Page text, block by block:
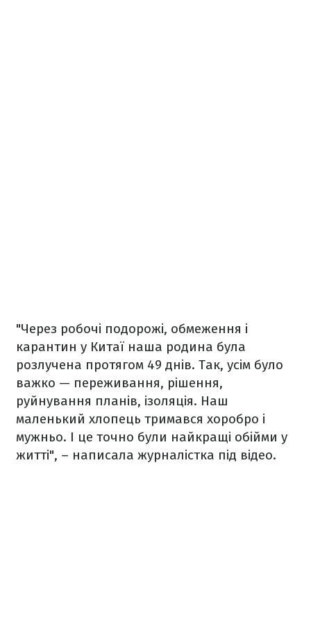
"Через робочі подорожі, обмеження і
карантин у Китаї наша родина була
розлучена протягом 49 днів. Так, усім було
важко — переживання, рішення,
руйнування планів, ізоляція. Наш
маленький хлопець тримався хоробро і
мужньо. І це точно були найкращі обійми у
житті", – написала журналістка під відео.